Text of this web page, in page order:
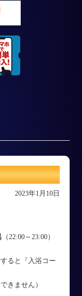
2023年1月10日
（22:00～23:00）
ると『入浴コー
きません）